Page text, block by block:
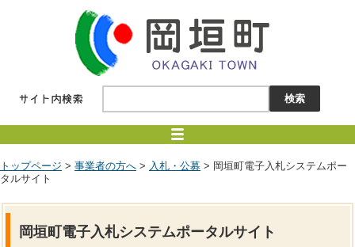
トップページ > 事業者の方へ > 入札・公募 > 岡垣町電子入札システムポー
タルサイト
岡垣町電子入札システムポータルサイト